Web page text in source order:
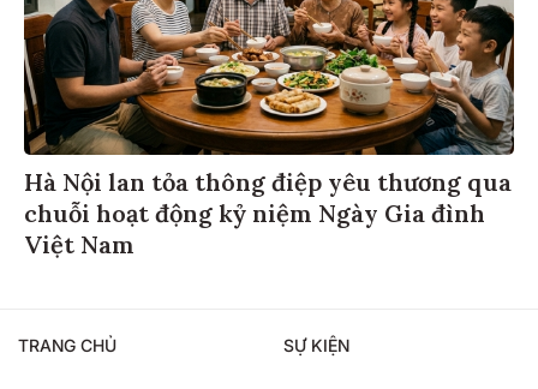
Hà Nội lan tỏa thông điệp yêu thương qua
chuỗi hoạt động kỷ niệm Ngày Gia đình
Việt Nam
TRANG CHỦ SỰ KIỆN